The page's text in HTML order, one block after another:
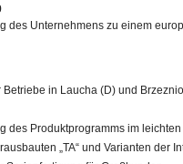
des Unternehmens zu einem
Betriebe in Laucha (D) und
des Produktprogramms im
„TA“ und Varianten der